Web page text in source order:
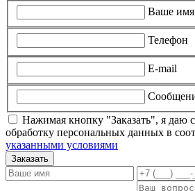
Ваше имя
Телефон
E-mail
Нажимая кнопку "Заказать", я даю
обработку персональных данных в
указанными условиями
Заказать